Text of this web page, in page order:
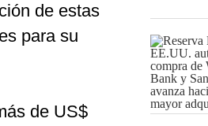
de estas
para su
de US$